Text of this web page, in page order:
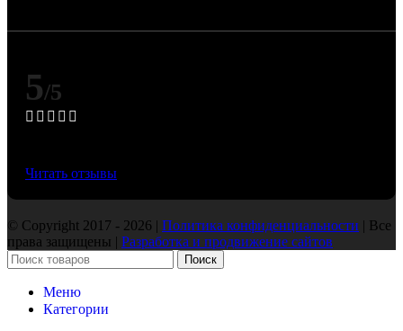
5/5
Читать отзывы
© Copyright 2017 - 2026 | Политика конфиденциальности | Все
права защищены | Разработка и продвижение сайтов
Поиск
Меню
Категории